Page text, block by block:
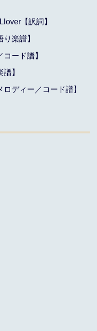
【訳詞】
楽譜】
ード譜】
】
ディー／コード譜】